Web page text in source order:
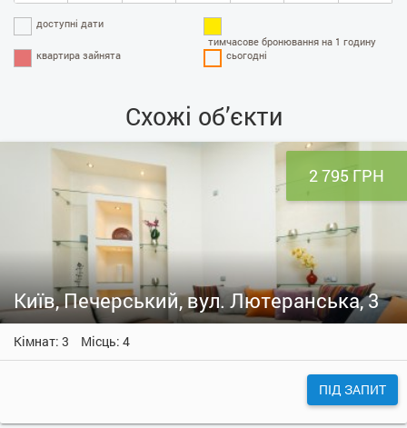
доступні дати
тимчасове бронювання на 1 годину
квартира зайнята
сьогодні
Схожі об’єкти
2 795 ГРН
Київ, Печерський, вул. Лютеранська, 3
Кімнат: 3 Місць: 4
ПІД ЗАПИТ